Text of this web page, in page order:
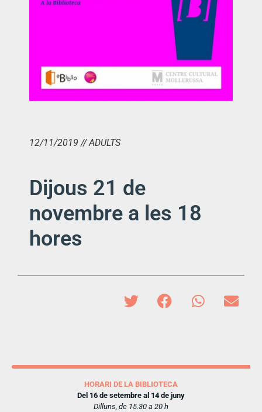
12/11/2019 // ADULTS
Dijous 21 de
novembre a les 18
hores
HORARI DE LA BIBLIOTECA
Del 16 de setembre al 14 de juny
Dilluns, de 15.30 a 20 h